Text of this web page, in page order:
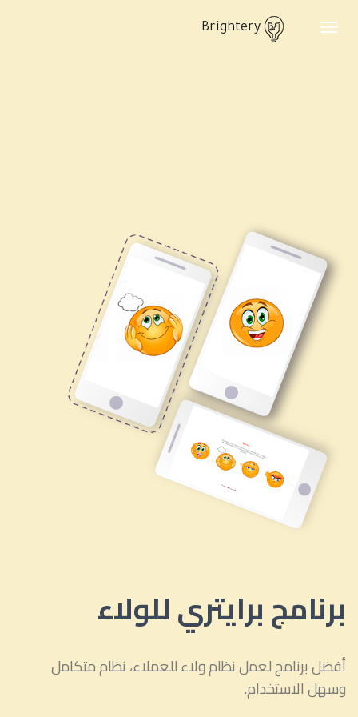
Toggle
Brightery
برنامج برايتري للولاء
أفضل برنامج لعمل نظام ولاء للعملاء، نظام متكامل
وسهل الاستخدام.